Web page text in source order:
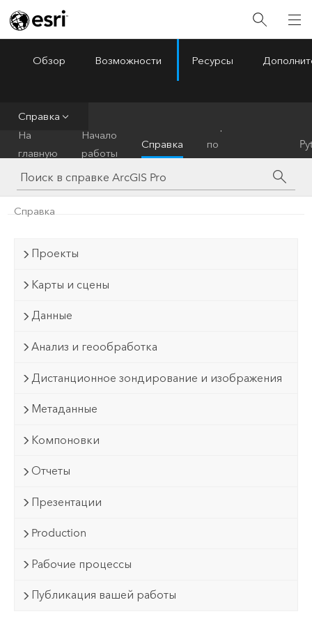
ArcGIS Pro
Обзор Возможности Ресурсы
Справка
На
главную
Начало
работы
Справка
по
инструментам
Справка
Проекты
Карты и сцены
Данные
Анализ и геообработка
Дистанционное зондирование и изображения
Метаданные
Компоновки
Отчеты
Презентации
Production
Рабочие процессы
Публикация вашей работы